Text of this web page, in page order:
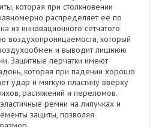
которая при столкновении
распределяет ее по
из инновационного сетчатого
воздухопроницаемости, который
и выводит лишнюю
Защитные перчатки имеют
которая при падении хорошо
удар и мягкую пластину вверху
растяжений и переломов.
ремни на липучках и
защиты, позволяя